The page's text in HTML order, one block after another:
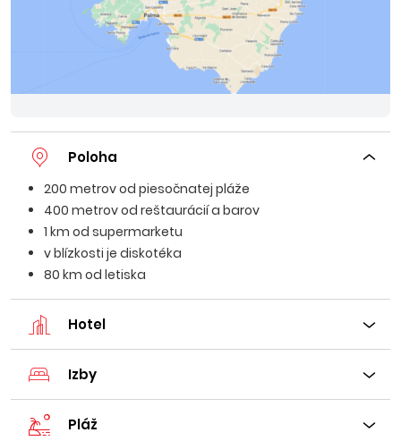
Poloha
200 metrov od piesočnatej pláže
400 metrov od reštaurácií a barov
1 km od supermarketu
v blízkosti je diskotéka
80 km od letiska
Hotel
Izby
Pláž